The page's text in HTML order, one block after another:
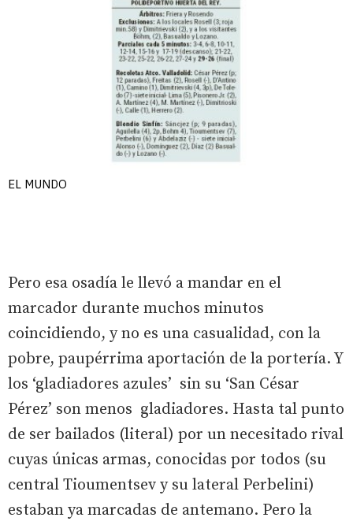
EL MUNDO
Pero esa osadía le llevó a mandar en el
marcador durante muchos minutos
coincidiendo, y no es una casualidad, con la
pobre, paupérrima aportación de la portería. Y
los ‘gladiadores azules’ sin su ‘San César
Pérez’ son menos gladiadores. Hasta tal punto
de ser bailados (literal) por un necesitado rival
cuyas únicas armas, conocidas por todos (su
central Tioumentsev y su lateral Perbelini)
estaban ya marcadas de antemano. Pero la